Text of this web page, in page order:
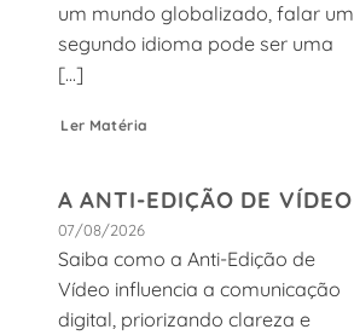
um mundo globalizado, falar um
segundo idioma pode ser uma
[...]
Ler Matéria
A ANTI-EDIÇÃO DE VÍDEO
07/08/2026
Saiba como a Anti-Edição de
Vídeo influencia a comunicação
digital, priorizando clareza e